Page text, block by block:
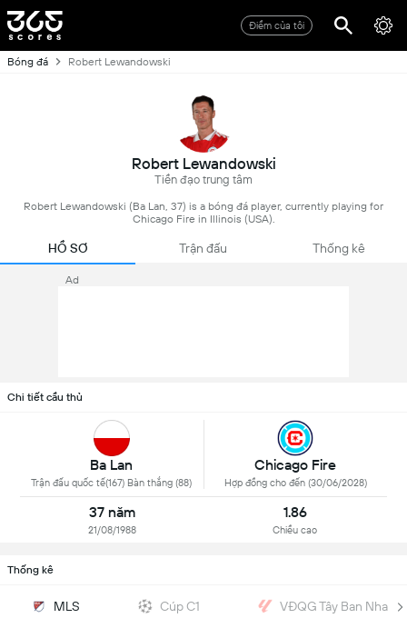
Điểm của tôi
Bóng đá Robert Lewandowski
Robert Lewandowski
Tiền đạo trung tâm
Robert Lewandowski (Ba Lan, 37) is a bóng đá player, currently playing for
Chicago Fire in Illinois (USA).
HỒ SƠ Trận đấu Thống kê
Ad
Chi tiết cầu thủ
Ba Lan
Trận đấu quốc tế(167) Bàn thắng (88)
Chicago Fire
Hợp đồng cho đến (30/06/2028)
37 năm
21/08/1988
1.86
Chiều cao
Thống kê
MLS Cúp C1 VĐQG Tây Ban Nha